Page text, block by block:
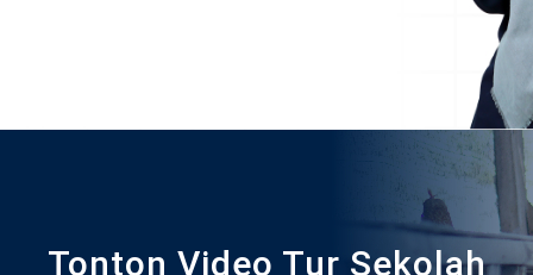
Tonton Video Tur Sekolah